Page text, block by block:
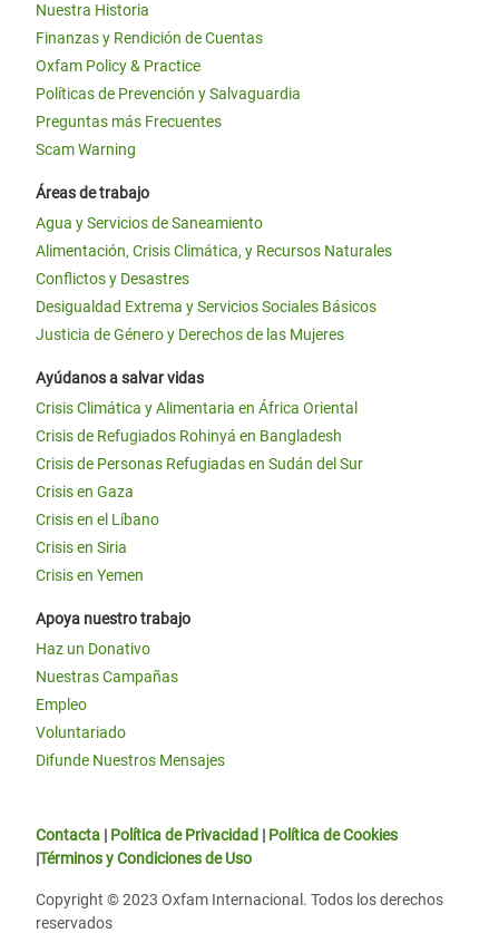
Nuestra Historia
Finanzas y Rendición de Cuentas
Oxfam Policy & Practice
Políticas de Prevención y Salvaguardia
Preguntas más Frecuentes
Scam Warning
Áreas de trabajo
Agua y Servicios de Saneamiento
Alimentación, Crisis Climática, y Recursos Naturales
Conflictos y Desastres
Desigualdad Extrema y Servicios Sociales Básicos
Justicia de Género y Derechos de las Mujeres
Ayúdanos a salvar vidas
Crisis Climática y Alimentaria en África Oriental
Crisis de Refugiados Rohinyá en Bangladesh
Crisis de Personas Refugiadas en Sudán del Sur
Crisis en Gaza
Crisis en el Líbano
Crisis en Siria
Crisis en Yemen
Apoya nuestro trabajo
Haz un Donativo
Nuestras Campañas
Empleo
Voluntariado
Difunde Nuestros Mensajes
Contacta | Política de Privacidad | Política de Cookies
|Términos y Condiciones de Uso
Copyright © 2023 Oxfam Internacional. Todos los derechos
reservados